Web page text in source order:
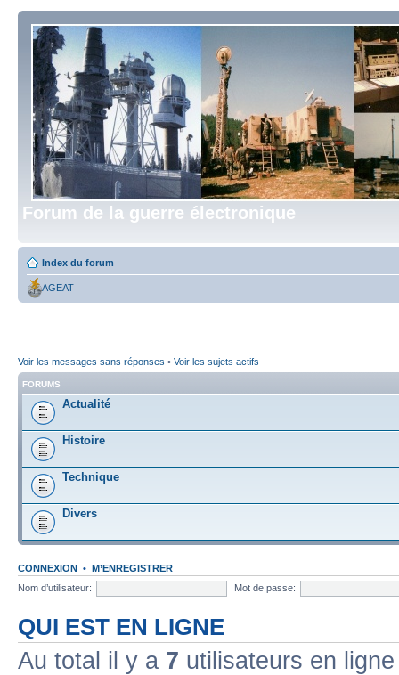
Forum de la guerre électronique
Index du forum
AGEAT
Voir les messages sans réponses • Voir les sujets actifs
FORUMS
Actualité
Histoire
Technique
Divers
CONNEXION • M’ENREGISTRER
Nom d’utilisateur:
Mot de passe:
QUI EST EN LIGNE
Au total il y a 7 utilisateurs en